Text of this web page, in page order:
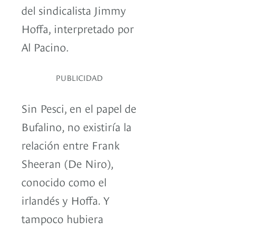
del sindicalista Jimmy
Hoffa, interpretado por
Al Pacino.
PUBLICIDAD
Sin Pesci, en el papel de
Bufalino, no existiría la
relación entre Frank
Sheeran (De Niro),
conocido como el
irlandés y Hoffa. Y
tampoco hubiera